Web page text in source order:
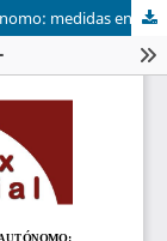
Fomento del emprendimiento y trabajo autónomo: medidas en materia de seguridad social. Análisis jurídico y puntos críticos